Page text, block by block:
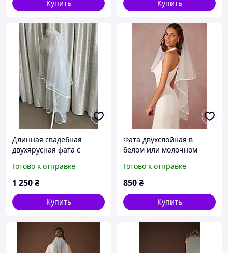
Купить Купить
Длинная свадебная
двухярусная фата с
Готово к отправке
1 250₴
Купить
Фата двухслойная в
белом или молочном
Готово к отправке
850₴
Купить